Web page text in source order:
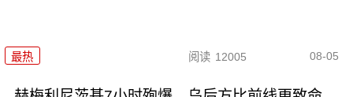
最热 阅读 12005 08-05